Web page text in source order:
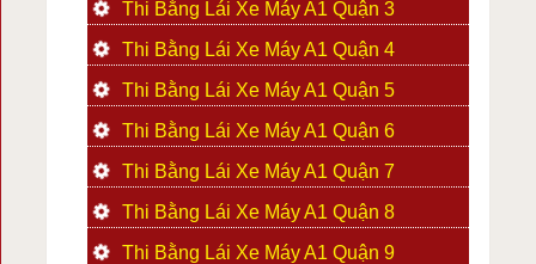
Thi Bằng Lái Xe Máy A1 Quận 3
Thi Bằng Lái Xe Máy A1 Quận 4
Thi Bằng Lái Xe Máy A1 Quận 5
Thi Bằng Lái Xe Máy A1 Quận 6
Thi Bằng Lái Xe Máy A1 Quận 7
Thi Bằng Lái Xe Máy A1 Quận 8
Thi Bằng Lái Xe Máy A1 Quận 9